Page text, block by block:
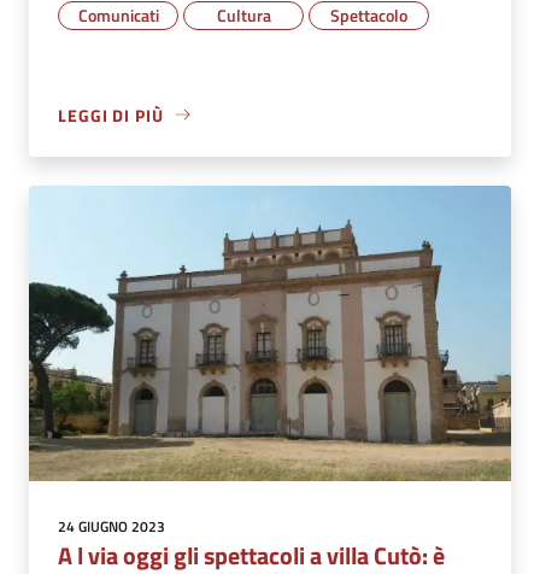
Comunicati Cultura Spettacolo
LEGGI DI PIÙ
24 GIUGNO 2023
A l via oggi gli spettacoli a villa Cutò: è